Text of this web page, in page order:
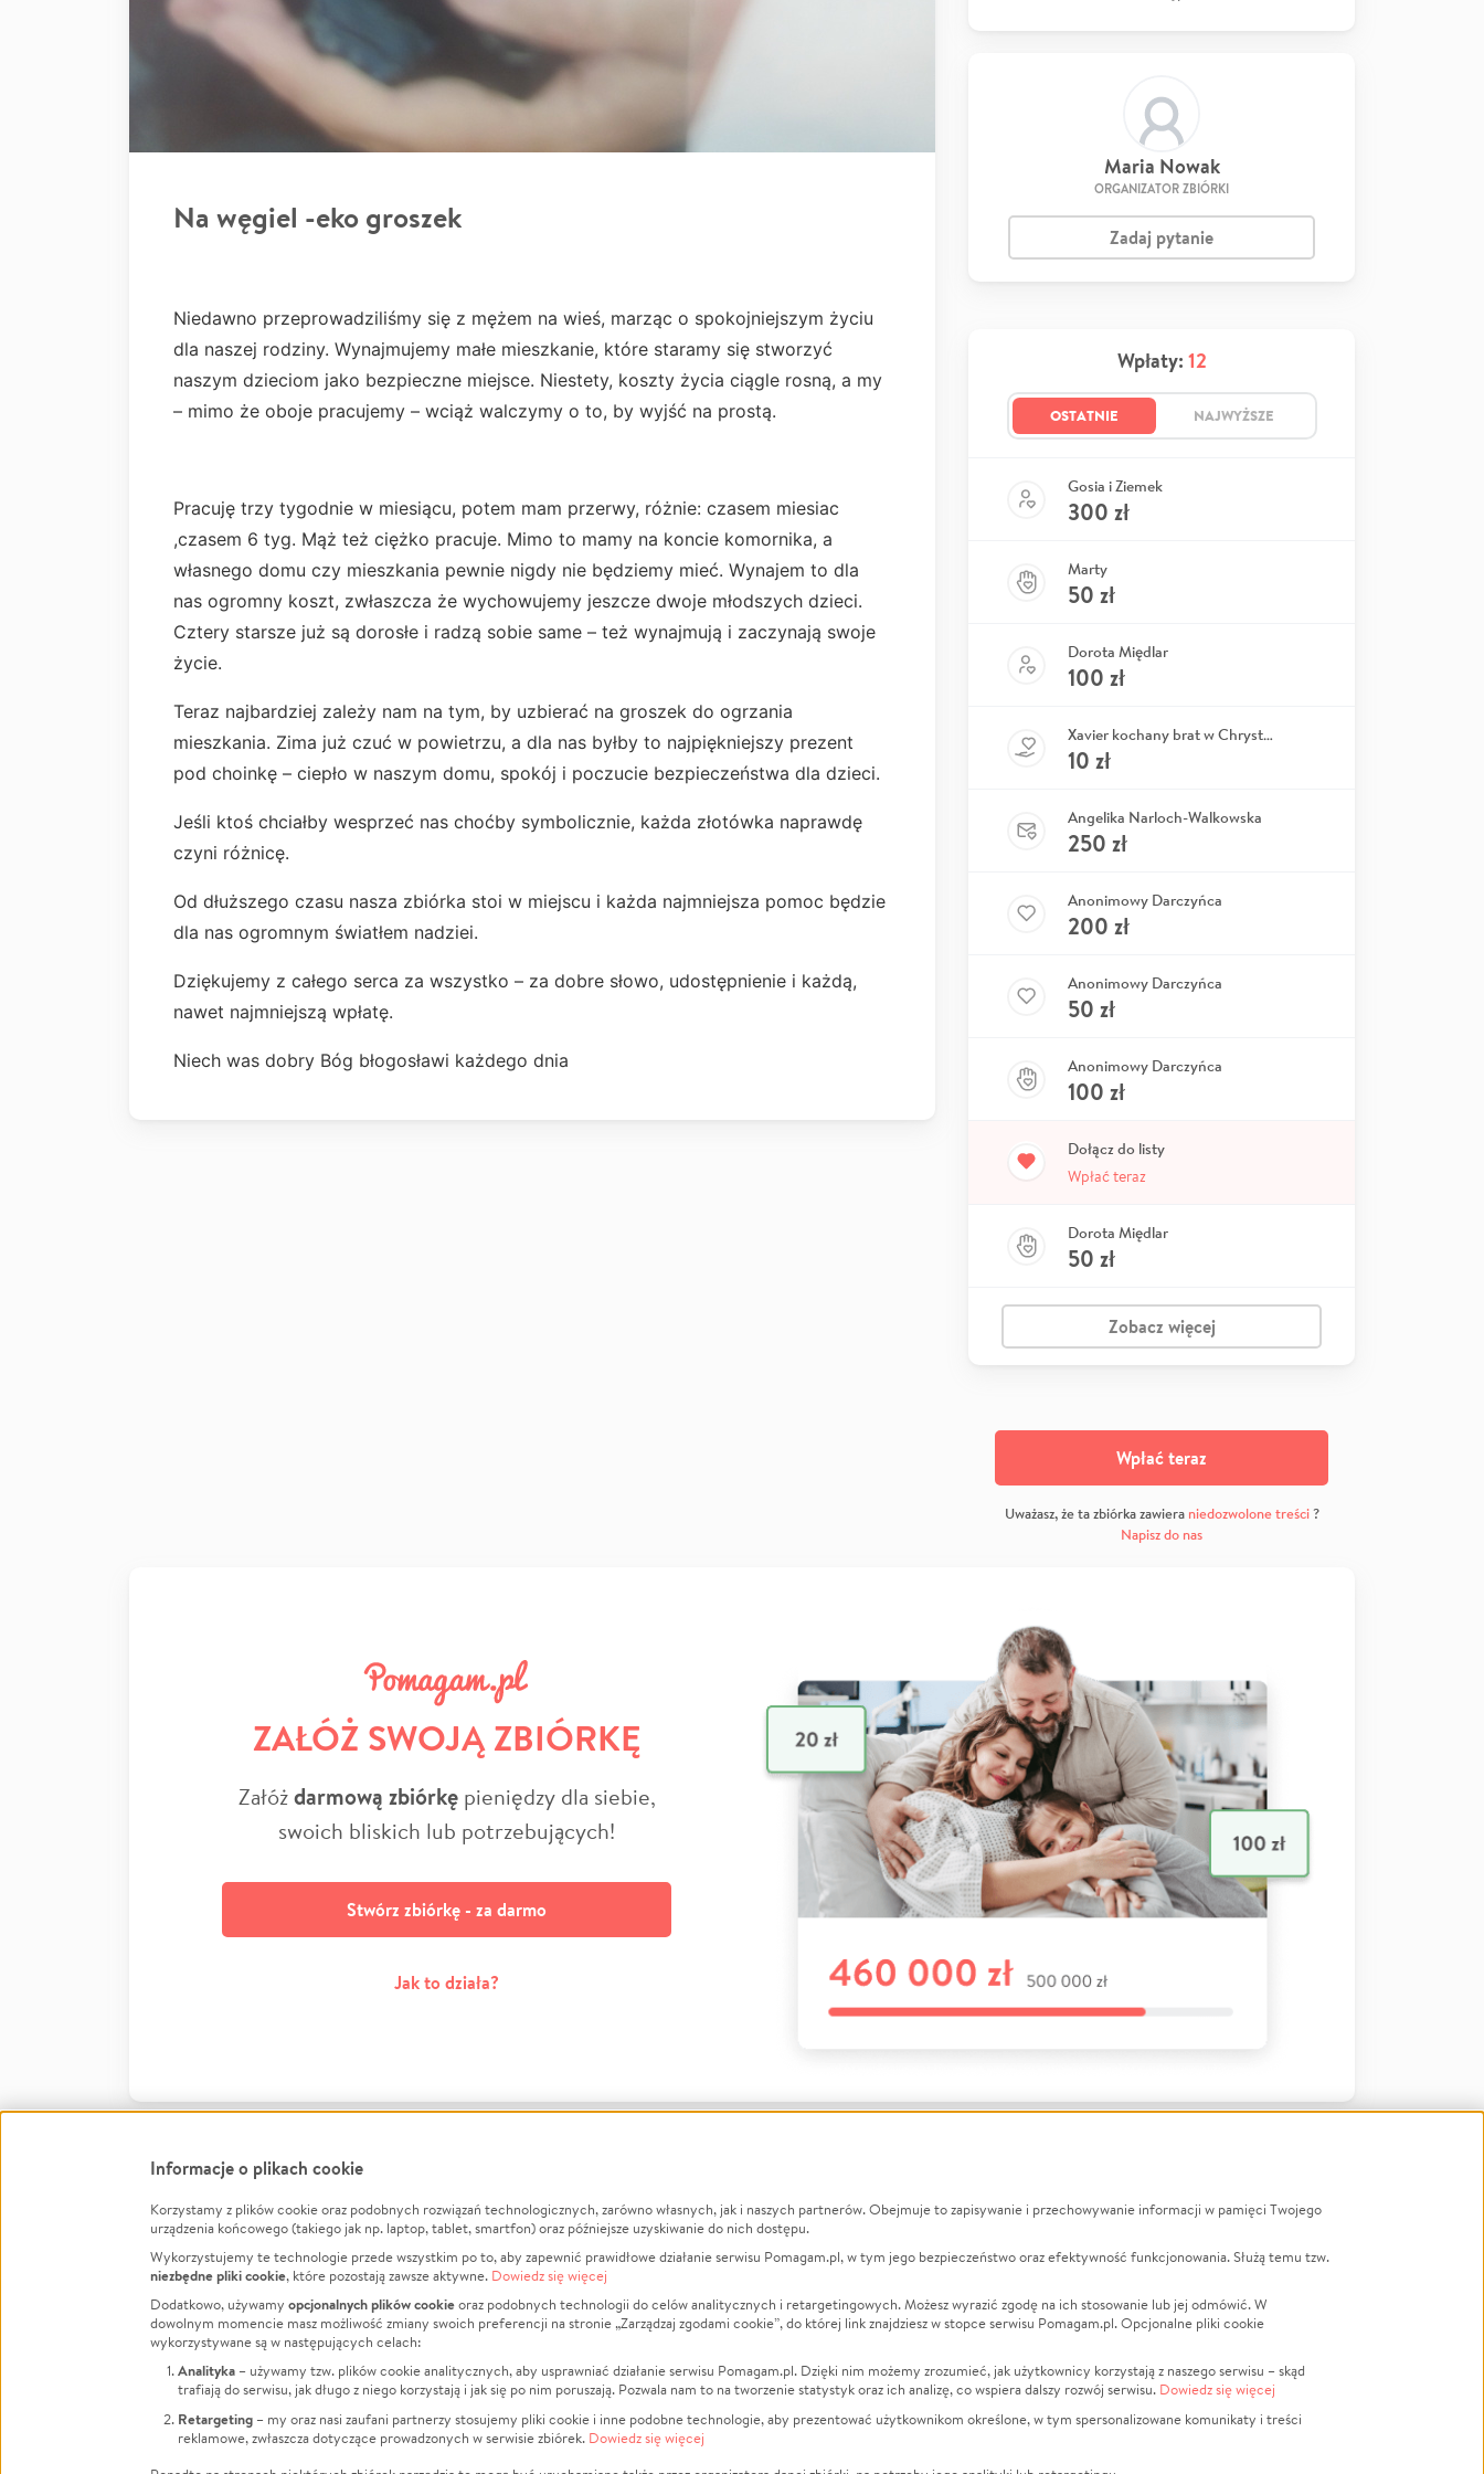
Na węgiel -eko groszek
Niedawno przeprowadziliśmy się z mężem na wieś, marząc o spokojniejszym życiu
dla naszej rodziny. Wynajmujemy małe mieszkanie, które staramy się stworzyć
naszym dzieciom jako bezpieczne miejsce. Niestety, koszty życia ciągle rosną, a my
– mimo że oboje pracujemy – wciąż walczymy o to, by wyjść na prostą.
Pracuję trzy tygodnie w miesiącu, potem mam przerwy, różnie: czasem miesiac
,czasem 6 tyg. Mąż też ciężko pracuje. Mimo to mamy na koncie komornika, a
własnego domu czy mieszkania pewnie nigdy nie będziemy mieć. Wynajem to dla
nas ogromny koszt, zwłaszcza że wychowujemy jeszcze dwoje młodszych dzieci.
Cztery starsze już są dorosłe i radzą sobie same – też wynajmują i zaczynają swoje
życie.
Teraz najbardziej zależy nam na tym, by uzbierać na groszek do ogrzania
mieszkania. Zima już czuć w powietrzu, a dla nas byłby to najpiękniejszy prezent
pod choinkę – ciepło w naszym domu, spokój i poczucie bezpieczeństwa dla dzieci.
Jeśli ktoś chciałby wesprzeć nas choćby symbolicznie, każda złotówka naprawdę
czyni różnicę.
Od dłuższego czasu nasza zbiórka stoi w miejscu i każda najmniejsza pomoc będzie
dla nas ogromnym światłem nadziei.
Dziękujemy z całego serca za wszystko – za dobre słowo, udostępnienie i każdą,
nawet najmniejszą wpłatę.
Niech was dobry Bóg błogosławi każdego dnia
Maria Nowak
ORGANIZATOR ZBIÓRKI
Zadaj pytanie
Wpłaty: 12
OSTATNIE NAJWYŻSZE
Gosia i Ziemek
300 zł
Marty
50 zł
Dorota Międlar
100 zł
Xavier kochany brat w Chrystusie
10 zł
Angelika Narloch-Walkowska
250 zł
Anonimowy Darczyńca
200 zł
Anonimowy Darczyńca
50 zł
Anonimowy Darczyńca
100 zł
Dołącz do listy
Wpłać teraz
Dorota Międlar
50 zł
Zobacz więcej
Wpłać teraz
Uważasz, że ta zbiórka zawiera niedozwolone treści?
Napisz do nas
ZAŁÓŻ SWOJĄ ZBIÓRKĘ
Załóżdarmową zbiórkępieniędzy dla siebie,
swoich bliskich lub potrzebujących!
Stwórz zbiórkę - za darmo
Jak to działa?
FacebookTwitter Instagram
LinkedInTikTok Youtube
Informacje
Jak to działa?
Regulamin
Polityka Prywatności
Kontakt
Porównanie serwisów
Polityka plików cookie
Zarządzaj zgodami cookie
O nas
Opinie
Raporty
Za darmo
Dla NGO
Fundacja Pomagam.pl
Zbieraj na
Leczenie
Zwierzęta
Pożar
Sport
Pomoc Finansowa
Pogrzeb
LGBTQ+
Powódź
Wichura
Religia
Edukacja
Informacje o plikach cookie
Korzystamy z plików cookie oraz podobnych rozwiązań technologicznych, zarówno własnych, jak i naszych partnerów. Obejmuje to zapisywanie i przechowywanie informacji w pamięci Twojego
urządzenia końcowego (takiego jak np. laptop, tablet, smartfon) oraz późniejsze uzyskiwanie do nich dostępu.
Wykorzystujemy te technologie przede wszystkim po to, aby zapewnić prawidłowe działanie serwisu Pomagam.pl, w tym jego bezpieczeństwo oraz efektywność funkcjonowania. Służą temu tzw.
niezbędne pliki cookie, które pozostają zawsze aktywne. Dowiedz się więcej
Dodatkowo, używamy opcjonalnych plików cookieoraz podobnych technologii do celów analitycznych i retargetingowych. Możesz wyrazić zgodę na ich stosowanie lub jej odmówić. W
dowolnym momencie masz możliwość zmiany swoich preferencji na stronie „Zarządzaj zgodami cookie”, do której link znajdziesz w stopce serwisu Pomagam.pl. Opcjonalne pliki cookie
wykorzystywane są w następujących celach:
Analityka – używamy tzw. plików cookie analitycznych, aby usprawniać działanie serwisu Pomagam.pl. Dzięki nim możemy zrozumieć, jak użytkownicy korzystają z naszego serwisu – skąd
trafiają do serwisu, jak długo z niego korzystają i jak się po nim poruszają. Pozwala nam to na tworzenie statystyk oraz ich analizę, co wspiera dalszy rozwój serwisu. Dowiedz się więcej
Retargeting – my oraz nasi zaufani partnerzy stosujemy pliki cookie i inne podobne technologie, aby prezentować użytkownikom określone, w tym spersonalizowane komunikaty i treści
reklamowe, zwłaszcza dotyczące prowadzonych w serwisie zbiórek. Dowiedz się więcej